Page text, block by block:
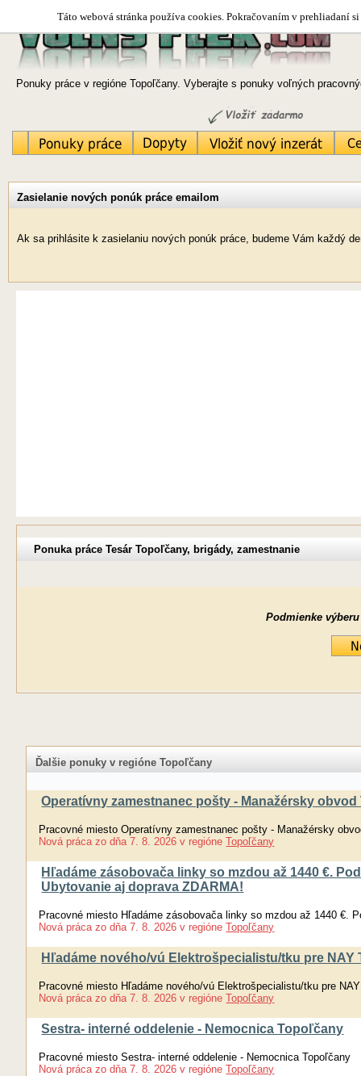
Táto webová stránka používa cookies. Pokračovaním v prehliadaní
Ponuky práce v regióne Topoľčany. Vyberajte s ponuky voľných
Zasielanie nových ponúk práce emailom
Ak sa prihlásite k zasielaniu nových ponúk práce, budeme Vám každý
Ponuka práce Tesár Topoľčany, brigády, zamestnanie
Podmienke výberu
Ďalšie ponuky v regióne Topoľčany
Operatívny zamestnanec pošty - Manažérsky
Pracovné miesto Operatívny zamestnanec pošty - Manažérsky
Nová práca zo dňa 7. 8. 2026 v regióne Topoľčany
Hľadáme zásobovača linky so mzdou až 1440 €.
Ubytovanie aj doprava ZDARMA!
Pracovné miesto Hľadáme zásobovača linky so mzdou až 1440 €.
Nová práca zo dňa 7. 8. 2026 v regióne Topoľčany
Hľadáme nového/vú Elektrošpecialistu/tku pre NAY
Pracovné miesto Hľadáme nového/vú Elektrošpecialistu/tku pre
Nová práca zo dňa 7. 8. 2026 v regióne Topoľčany
Sestra- interné oddelenie - Nemocnica Topoľčany
Pracovné miesto Sestra- interné oddelenie - Nemocnica Topoľčany
Nová práca zo dňa 7. 8. 2026 v regióne Topoľčany